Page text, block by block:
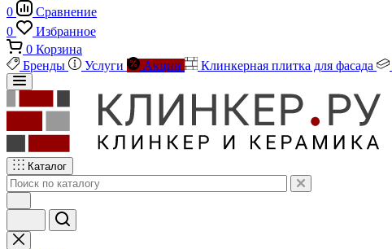
0
Сравнение
0
Избранное
0 Корзина
Бренды
Услуги Акции Клинкерная плитка для фасада
Каталог